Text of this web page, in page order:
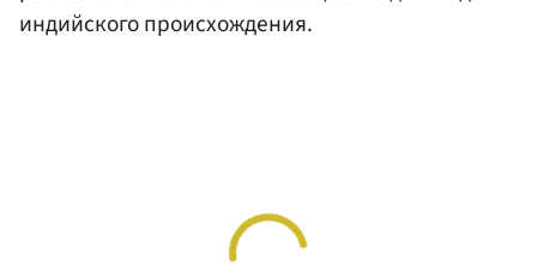
индийского происхождения.